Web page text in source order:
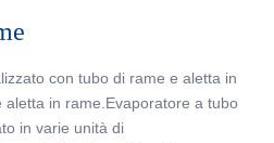
con tubo di rame e aletta in
in rame.Evaporatore a tubo
in varie unità di